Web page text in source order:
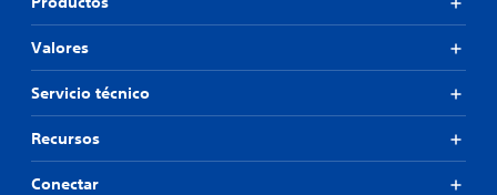
Valores
Servicio técnico
Recursos
Conectar